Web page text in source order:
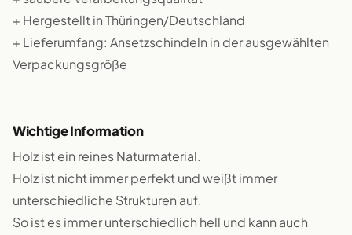
+ Hergestellt in Thüringen/Deutschland
+ Lieferumfang: Ansetzschindeln in der ausgewählten
Verpackungsgröße
Wichtige Information
Holz ist ein reines Naturmaterial.
Holz ist nicht immer perfekt und weißt immer
unterschiedliche Strukturen auf.
So ist es immer unterschiedlich hell und kann auch